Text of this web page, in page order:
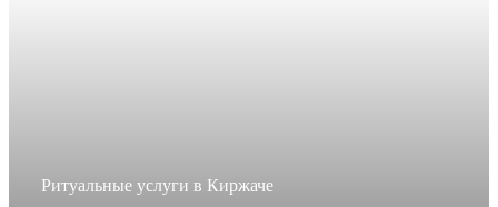
Ритуальные услуги в Киржаче